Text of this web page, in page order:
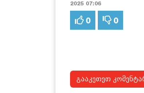
2025 07:06
0 0
გააკეთეთ